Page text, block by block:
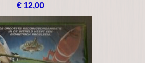
€ 12,00